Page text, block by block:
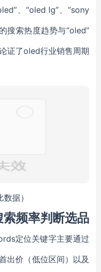
、“oled lg”、“sony
搜索热度趋势与“oled”
证了oled行业销售周期
据）
索频率判断选品
定位关键字主要通过
出价（低位区间）以及